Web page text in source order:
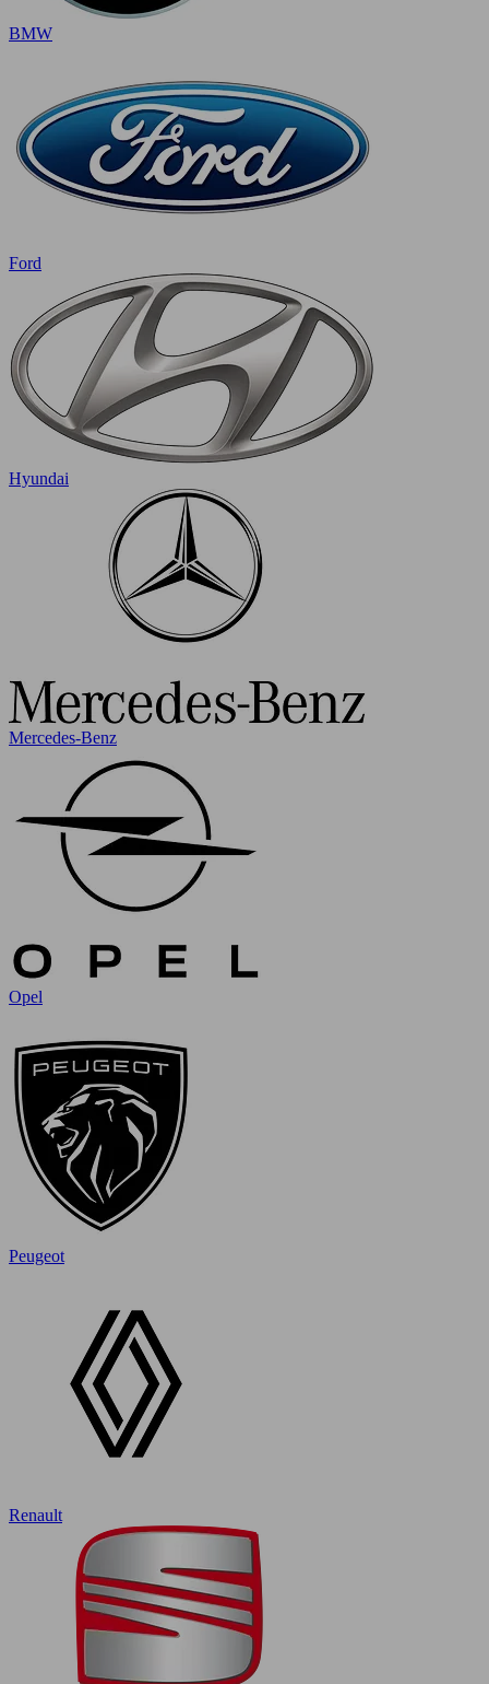
BMW
Ford
Hyundai
Mercedes-Benz
Opel
Peugeot
Renault